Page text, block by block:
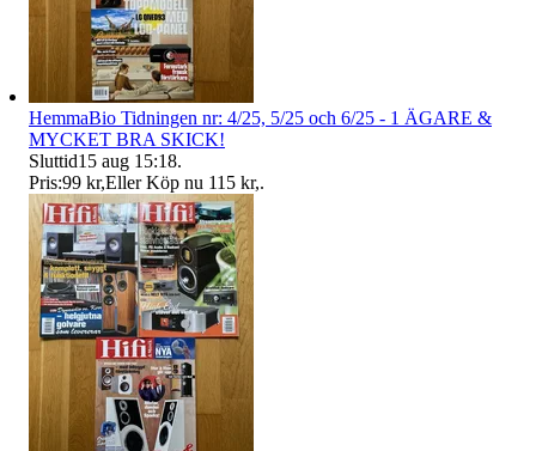
HemmaBio Tidningen nr: 4/25, 5/25 och 6/25 - 1 ÄGARE &
MYCKET BRA SKICK!
Sluttid15 aug 15:18.
Pris:99 kr,Eller Köp nu 115 kr,.